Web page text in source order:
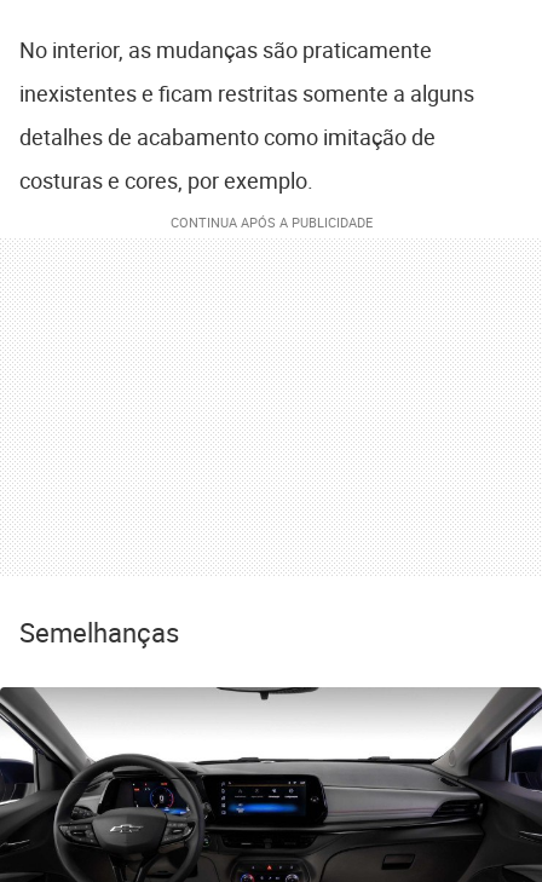
No interior, as mudanças são praticamente
inexistentes e ficam restritas somente a alguns
detalhes de acabamento como imitação de
costuras e cores, por exemplo.
Semelhanças